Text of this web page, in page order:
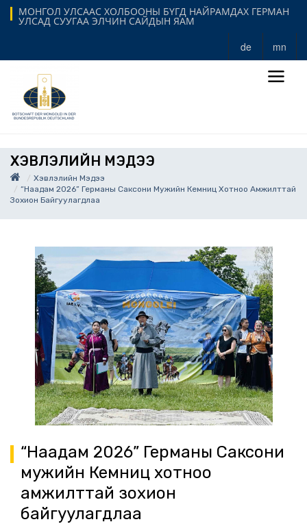
МОНГОЛ УЛСААС ХОЛБООНЫ БҮГД НАЙРАМДАХ ГЕРМАН
УЛСАД СУУГАА ЭЛЧИН САЙДЫН ЯАМ
de mn
ХЭВЛЭЛИЙН МЭДЭЭ
Хэвлэлийн Мэдээ
“Наадам 2026” Германы Саксони Мужийн Кемниц Хотноо Амжилттай
Зохион Байгуулагдлаа
“Наадам 2026” Германы Саксони
мужийн Кемниц хотноо
амжилттай зохион
байгуулагдлаа